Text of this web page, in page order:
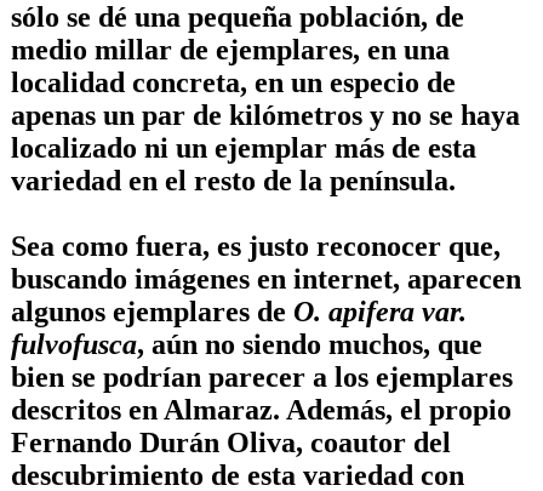
sólo se dé una pequeña población, de
medio millar de ejemplares, en una
localidad concreta, en un especio de
apenas un par de kilómetros y no se haya
localizado ni un ejemplar más de esta
variedad en el resto de la península.
Sea como fuera, es justo reconocer que,
buscando imágenes en internet, aparecen
algunos ejemplares de O. apifera var.
fulvofusca, aún no siendo muchos, que
bien se podrían parecer a los ejemplares
descritos en Almaraz. Además, el propio
Fernando Durán Oliva, coautor del
descubrimiento de esta variedad con